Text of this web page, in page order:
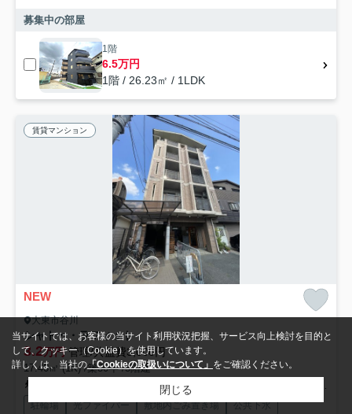
募集中の部屋
1階
6.5万円
1階 / 26.23㎡ / 1LDK
賃貸マンション
NEW
大東市谷川
シャトー・ラフィット
3.2万円管理/共益費3,000円
17.40㎡ (1K) /築30年 /5階建
片町線「住道」駅 徒歩14分
片町線「野崎」駅 徒歩23分
駐輪場 光ファイバー 敷地内ごみ置き場 公共下水
当サイトでは、お客様の当サイト利用状況把握、サービス向上検討を目的と
して、クッキー（Cookie）を使用しています。
詳しくは、当社の「Cookieの取扱いについて」 をご確認ください。
閉じる